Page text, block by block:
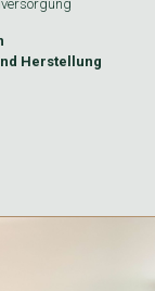
Herstellung